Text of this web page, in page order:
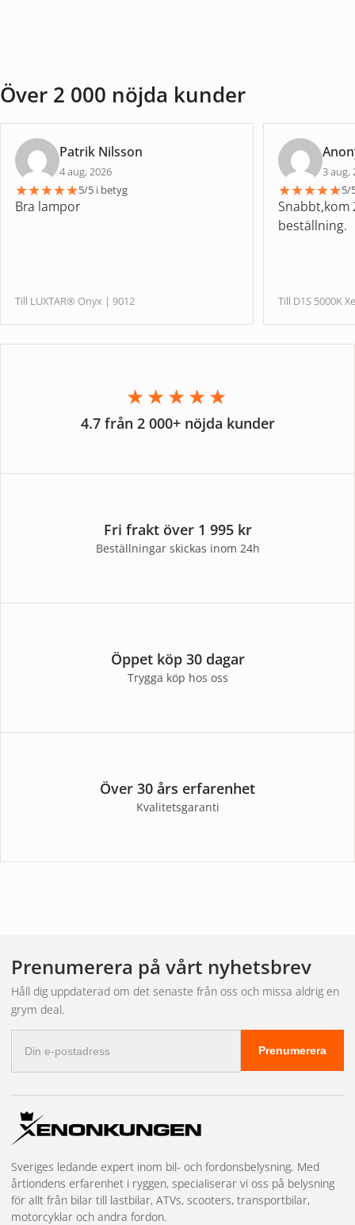
Över 2 000 nöjda kunder
Patrik Nilsson
4 aug, 2026
★★★★★5/5 i betyg
Bra lampor
Till LUXTAR® Onyx | 9012
3 aug,
★★★★★5/
Snabbt,kom
beställning.
Till D1S 5000K
★★★★★
4.7 från 2 000+ nöjda kunder
Fri frakt över 1 995 kr
Beställningar skickas inom 24h
Öppet köp 30 dagar
Trygga köp hos oss
Över 30 års erfarenhet
Kvalitetsgaranti
Prenumerera på vårt nyhetsbrev
Håll dig uppdaterad om det senaste från oss och missa aldrig en
grym deal.
postadress
Prenumerera
Sveriges ledande expert inom bil- och fordonsbelysning. Med
årtiondens erfarenhet i ryggen, specialiserar vi oss på belysning
för allt från bilar till lastbilar, ATVs, scooters, transportbilar,
motorcyklar och andra fordon.